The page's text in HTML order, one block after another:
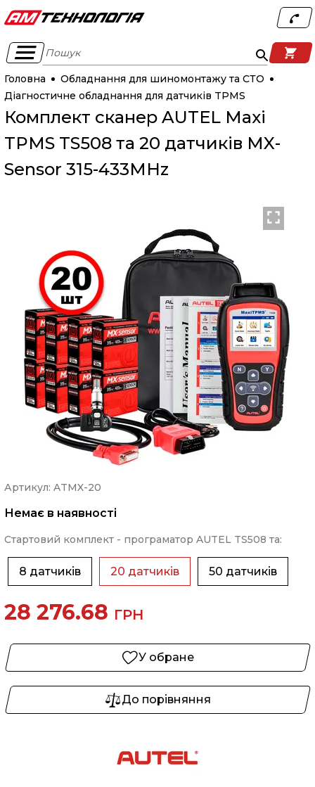
Пошук
Головна
Обладнання для шиномонтажу та СТО
Діагностичне обладнання для датчиків TPMS
Комплект сканер AUTEL Maxi
TPMS TS508 та 20 датчиків MX-
Sensor 315-433MHz
Артикул: ATMX-20
Немає в наявності
Стартовий комплект - програматор AUTEL TS508 та:
8 датчиків 20 датчиків 50 датчиків
28 276.68 ГРН
У обране
До порівняння